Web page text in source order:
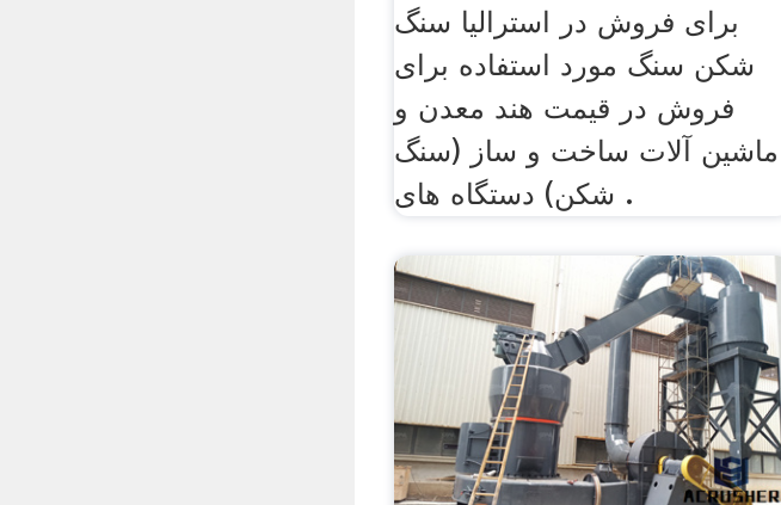
برای فروش در استرالیا سنگ
شکن سنگ مورد استفاده برای
فروش در قیمت هند معدن و
ماشین آلات ساخت و ساز (سنگ
شکن) دستگاه های .